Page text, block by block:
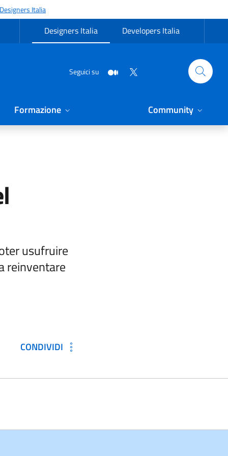
Italia
Designers Italia Developers Italia
Seguici su
Formazione Community
usufruire
reinventare
CONDIVIDI